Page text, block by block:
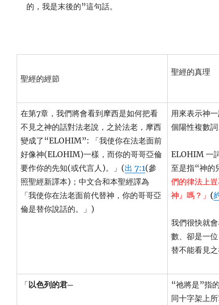
的，我是末後的”這句話。
聖經的經節
聖經的真理
在第7章，我們將會看到摩西是如何把看
不見之神的話對法老說，之於法老，摩西
變成了“ELOHIM”: 「我使你在法老面前
好像神(ELOHIM)一樣，而你的哥哥亞倫
要作你的先知(或代言人)。」(出 7:1(參
照聖經新譯本)；中文合和本聖經譯為
「我使你在法老面前代替神，你的哥哥亞
倫是替你說話的。」)
用來表示神
個陽性複數
ELOHIM 一
至是指“神的
們的律法上
神』嗎？」 (
我們很快就
數、卻是一
替不能看見
「以色列的君─
“祂將是”指
同十字架上